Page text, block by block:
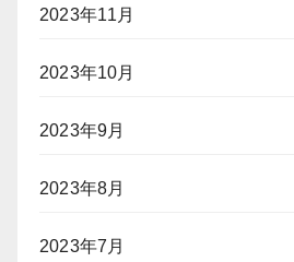
2023年11月
2023年10月
2023年9月
2023年8月
2023年7月